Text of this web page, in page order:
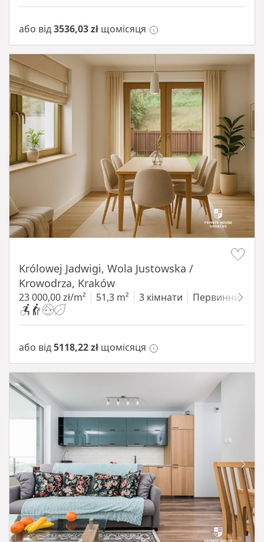
або від3536,03 zł щомісяця
Królowej Jadwigi, Wola Justowska /
Krowodrza, Kraków
23 000,00 zł/m² 51,3 m² 3 кімнати Первинний
або від5118,22 zł щомісяця